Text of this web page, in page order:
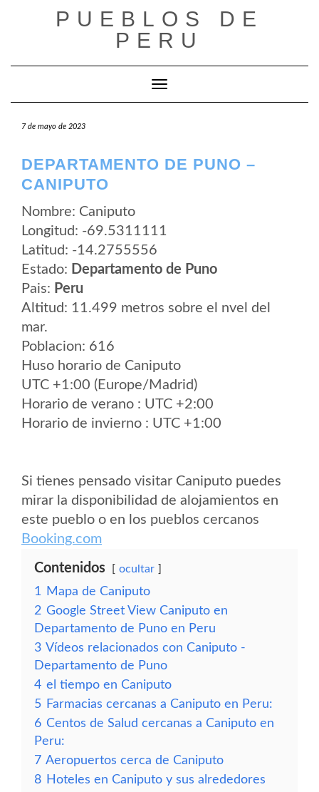
PUEBLOS DE
PERU
Cambiar modo de navegación
7 de mayo de 2023
DEPARTAMENTO DE PUNO –
CANIPUTO
Nombre: Caniputo
Longitud: -69.5311111
Latitud: -14.2755556
Estado: Departamento de Puno
Pais: Peru
Altitud: 11.499 metros sobre el nvel del
mar.
Poblacion: 616
Huso horario de Caniputo
UTC +1:00 (Europe/Madrid)
Horario de verano : UTC +2:00
Horario de invierno : UTC +1:00
Si tienes pensado visitar Caniputo puedes
mirar la disponibilidad de alojamientos en
este pueblo o en los pueblos cercanos
Booking.com
Contenidos ocultar
1
Mapa de Caniputo
2 Google Street View Caniputo en
Departamento de Puno en Peru
3 Vídeos relacionados con Caniputo -
Departamento de Puno
4 el tiempo en Caniputo
5 Farmacias cercanas a Caniputo en Peru:
6 Centos de Salud cercanas a Caniputo en
Peru:
7 Aeropuertos cerca de Caniputo
8 Hoteles en Caniputo y sus alrededores